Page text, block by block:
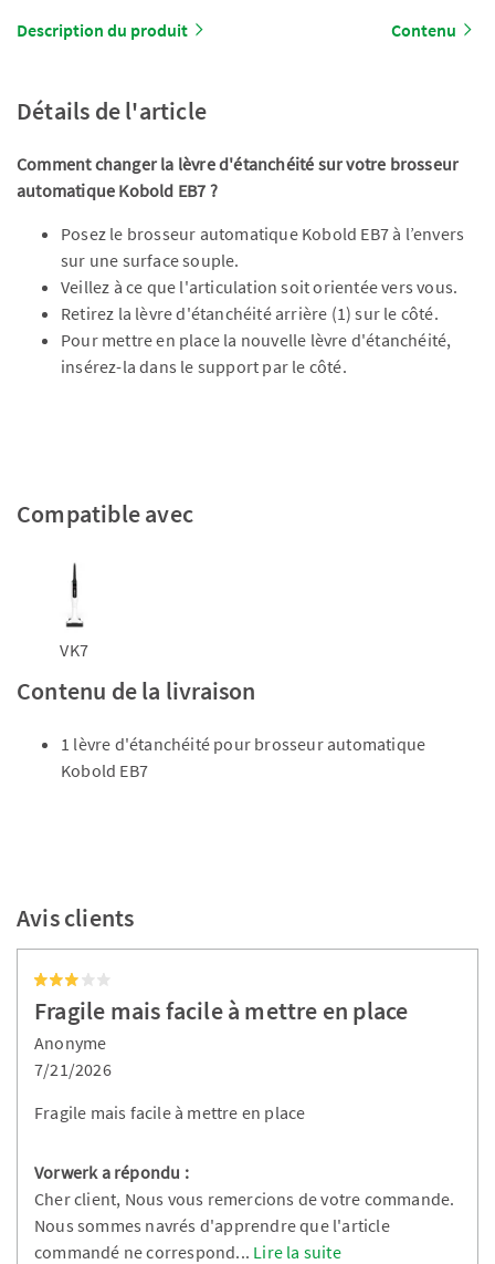
Description du produit Contenu
Détails de l'article
Comment changer la lèvre d'étanchéité sur votre brosseur
automatique Kobold EB7 ?
Posez le brosseur automatique Kobold EB7 à l’envers
sur une surface souple.
Veillez à ce que l'articulation soit orientée vers vous.
Retirez la lèvre d'étanchéité arrière (1) sur le côté.
Pour mettre en place la nouvelle lèvre d'étanchéité,
insérez-la dans le support par le côté.
Compatible avec
VK7
Contenu de la livraison
1 lèvre d'étanchéité pour brosseur automatique
Kobold EB7
Avis clients
Fragile mais facile à mettre en place
Anonyme
7/21/2026
Fragile mais facile à mettre en place
Vorwerk a répondu :
Cher client, Nous vous remercions de votre commande.
Nous sommes navrés d'apprendre que l'article
commandé ne correspond... Lire la suite